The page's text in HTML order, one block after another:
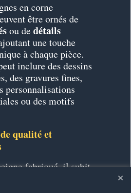
en corne
être ornés de
ou dedétails
une touche
à chaque pièce.
inclure des dessins
des gravures fines,
personnalisations
ou des motifs
qualité et
fabriqué, il subit